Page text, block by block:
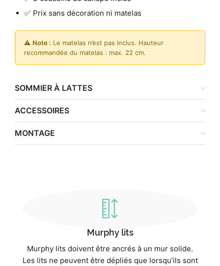
✅ Prix sans décoration ni matelas
⚠️ Note : Le matelas n’est pas inclus. Hauteur
recommandée du matelas : max. 22 cm.
SOMMIER À LATTES
ACCESSOIRES
MONTAGE
Murphy lits
Murphy lits doivent être ancrés à un mur solide.
Les lits ne peuvent être dépliés que lorsqu’ils sont